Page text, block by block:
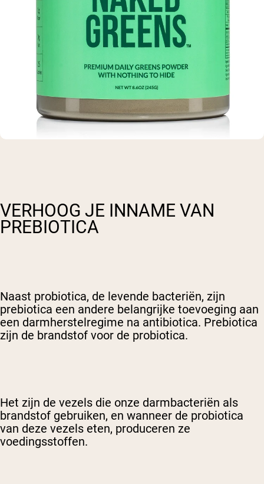
VERHOOG JE INNAME VAN
PREBIOTICA
Naast probiotica, de levende bacteriën, zijn
prebiotica een andere belangrijke toevoeging aan
een darmherstelregime na antibiotica. Prebiotica
zijn de brandstof voor de probiotica.
Het zijn de vezels die onze darmbacteriën als
brandstof gebruiken, en wanneer de probiotica
van deze vezels eten, produceren ze
voedingsstoffen.